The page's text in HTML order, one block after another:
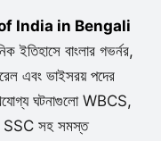
India in Bengali
ইতিহাসে বাংলার গভর্নর,
এবং ভাইসরয় পদের
ঘটনাগুলো WBCS,
সহ সমস্ত